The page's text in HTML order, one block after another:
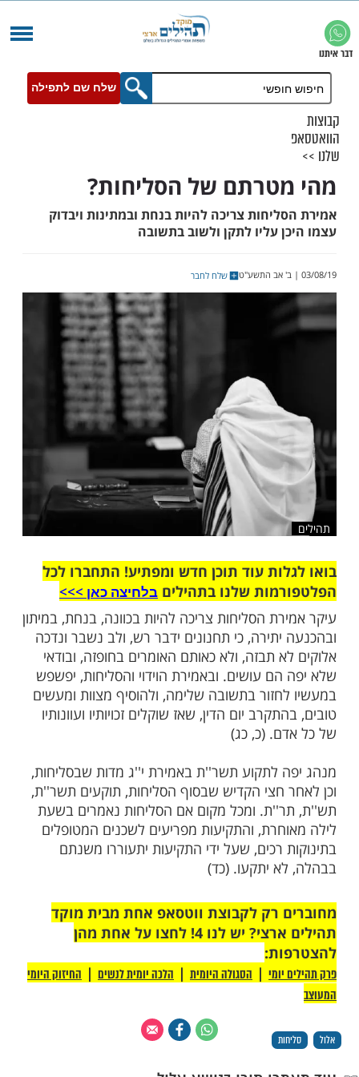
שלח שם לתפילה
של הסליחות?
צריכה להיות בנחת ובמתינות ויבדוק
עליו לתקן ולשוב בתשובה
עוד תוכן חדש ומפתיע! התחברו לכל
שלנו בתהילים
הסליחות צריכה להיות בכוונה, בנחת, במיתון
כי תחנונים ידבר רש, ולב נשבר ונדכה
תבזה, ולא כאותם האומרים בחופזה, ובודאי
עושים. ובאמירת הוידוי והסליחות, יפשפש
בתשובה שלימה, ולהוסיף מצוות ומעשים
(כ, כג)
לתקוע תשר''ת באמירת י''ג מדות שבסליחות,
חצי הקדיש שבסוף הסליחות, תוקעים תשר''ת,
ומכל מקום אם הסליחות נאמרים בשעת
והתקיעות מפריעים לשכנים המטופלים